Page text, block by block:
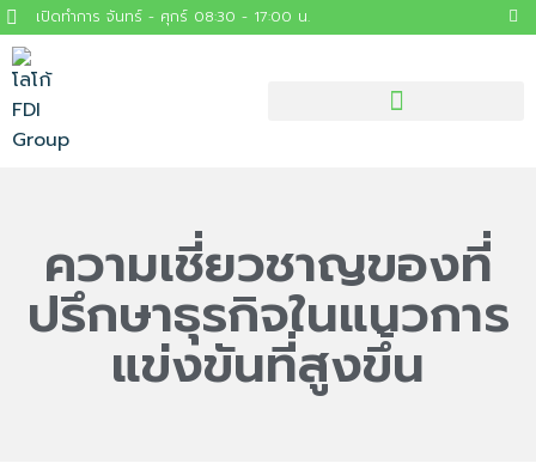
เปิดทำการ จันทร์ - ศุกร์ 08:30 - 17:00 น.
ความเชี่ยวชาญของที่
ปรึกษาธุรกิจในแนวการ
แข่งขันที่สูงขึ้น